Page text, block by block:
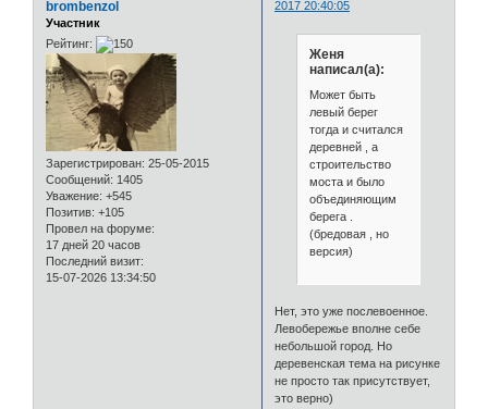
2017 20:40:05
brombenzol
Участник
Рейтинг:
Зарегистрирован: 25-05-2015
Сообщений: 1405
Уважение: +545
Позитив: +105
Провел на форуме:
17 дней 20 часов
Последний визит:
15-07-2026 13:34:50
Женя
написал(а):
Может быть
левый берег
тогда и считался
деревней , а
строительство
моста и было
объединяющим
берега .
(бредовая , но
версия)
Нет, это уже послевоенное.
Левобережье вполне себе
небольшой город. Но
деревенская тема на рисунке
не просто так присутствует,
это верно)